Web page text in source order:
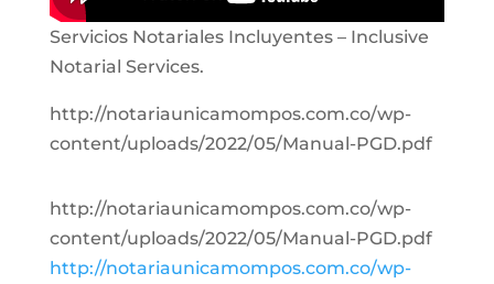
Servicios Notariales Incluyentes – Inclusive
Notarial Services.
http://notariaunicamompos.com.co/wp-
content/uploads/2022/05/Manual-PGD.pdf
http://notariaunicamompos.com.co/wp-
content/uploads/2022/05/Manual-PGD.pdf
http://notariaunicamompos.com.co/wp-